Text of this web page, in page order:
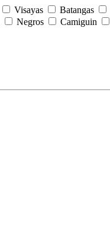
Visayas Batangas
Negros Camiguin